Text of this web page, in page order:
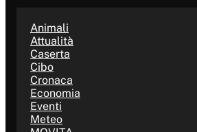
Animali
Attualità
Caserta
Cibo
Cronaca
Economia
Eventi
Meteo